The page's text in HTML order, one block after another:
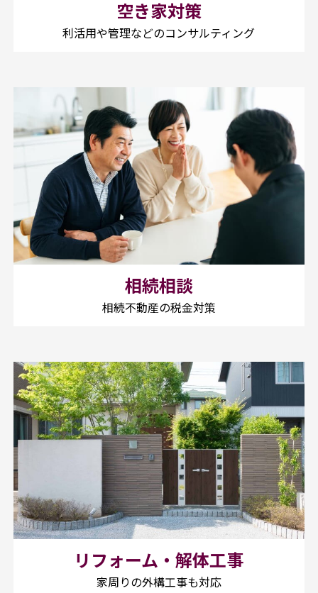
空き家対策
利活用や管理などのコンサルティング
相続相談
相続不動産の税金対策
リフォーム・解体工事
家周りの外構工事も対応